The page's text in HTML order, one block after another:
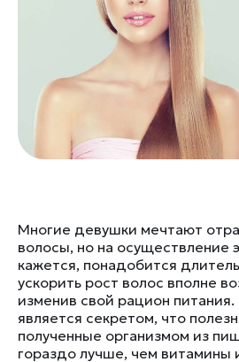
Многие девушки мечтают
волосы, но на осуществление
кажется, понадобится
ускорить рост волос вполне
изменив свой рацион
является секретом, что
полученные организмом из
гораздо лучше, чем